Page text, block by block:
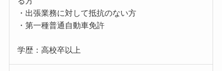
・出張業務に対して抵抗のない方
・第一種普通自動車免許
学歴：高校卒以上